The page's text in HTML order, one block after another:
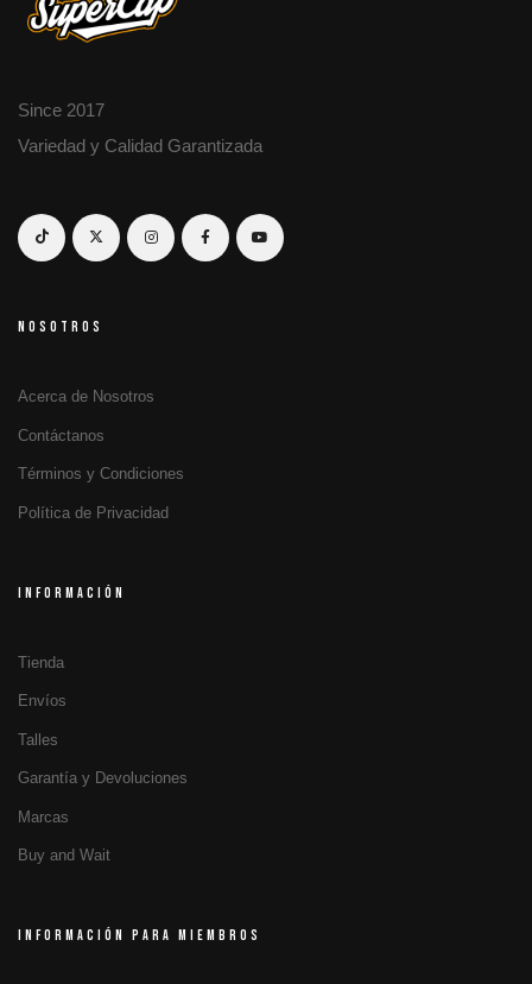
Since 2017
Variedad y Calidad Garantizada
NOSOTROS
Acerca de Nosotros
Contáctanos
Términos y Condiciones
Política de Privacidad
INFORMACIÓN
Tienda
Envíos
Talles
Garantía y Devoluciones
Marcas
Buy and Wait
INFORMACIÓN PARA MIEMBROS